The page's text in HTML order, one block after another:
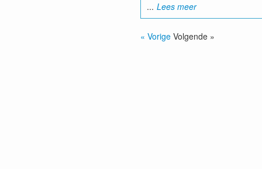
... Lees meer
« Vorige Volgende »